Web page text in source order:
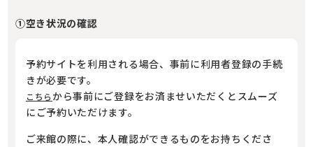
①空き状況の確認
予約サイトを利用される場合、事前に利用者登録の手続
きが必要です。
こちらから事前にご登録をお済ませいただくとスムーズ
にご予約いただけます。
ご来館の際に、本人確認ができるものをお持ちくださ